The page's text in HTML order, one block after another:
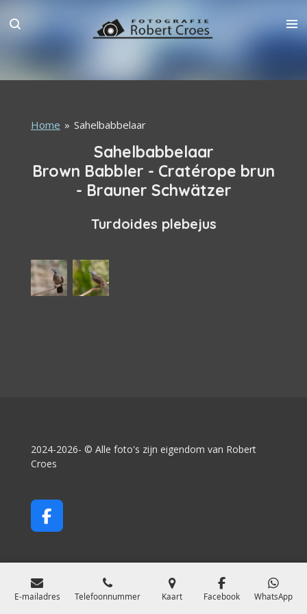
direct
Home » Sahelbabbelaar
Sahelbabbelaar
Brown Babbler - Cratérope brun
- Brauner Schwätzer
Turdoides plebejus
2024-2026- © Alle foto's zijn eigendom van Robert
Croes
F
a
e
o
E-mailadres Telefoonnummer Kaart Facebook WhatsApp